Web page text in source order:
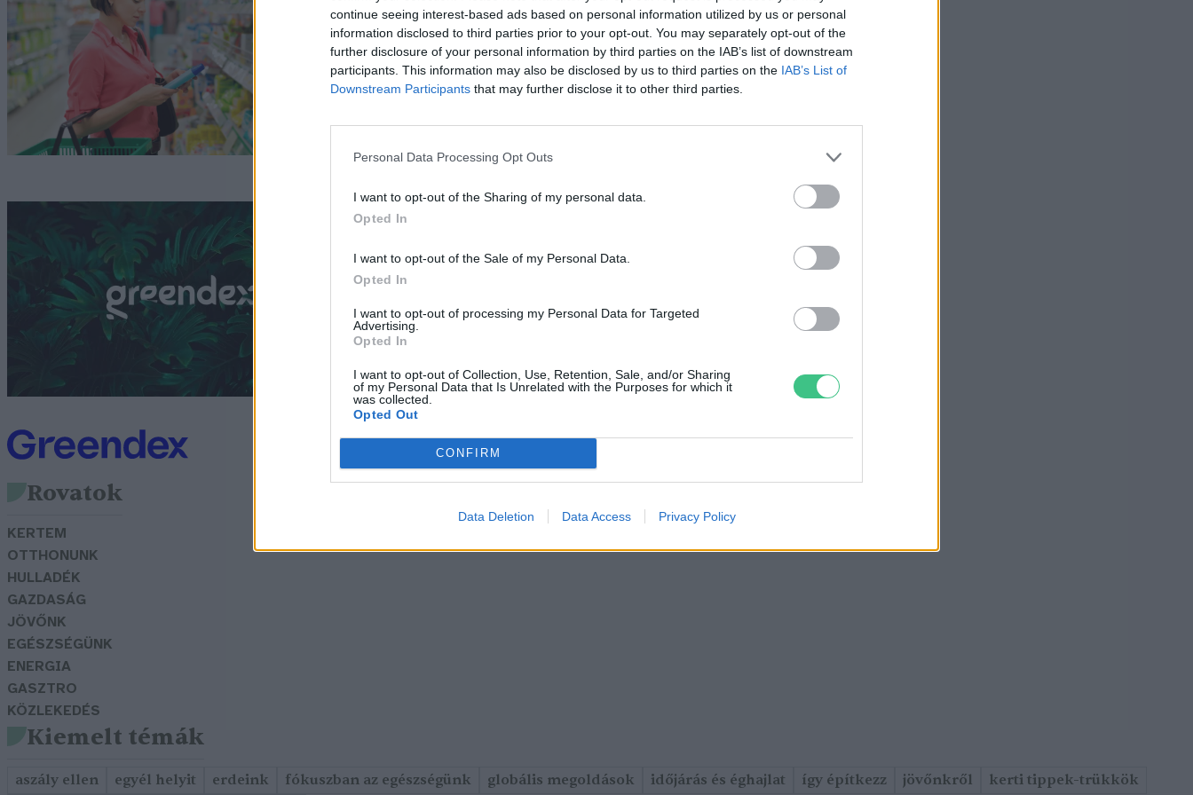
continue seeing interest-based ads based on personal information utilized by us or personal
information disclosed to third parties prior to your opt-out. You may separately opt-out of the
further disclosure of your personal information by third parties on the IAB’s list of downstream
participants. This information may also be disclosed by us to third parties on the IAB’s List of
Downstream Participants that may further disclose it to other third parties.
Personal Data Processing Opt Outs
I want to opt-out of the Sharing of my personal data.
Opted In
I want to opt-out of the Sale of my Personal Data.
Opted In
I want to opt-out of processing my Personal Data for Targeted
Advertising.
Opted In
I want to opt-out of Collection, Use, Retention, Sale, and/or Sharing
of my Personal Data that Is Unrelated with the Purposes for which it
was collected.
Opted Out
CONFIRM
Data Deletion Data Access Privacy Policy
vegyszereket!
Novák Zsombor
Brit fodrászok mozgalmat
indítottak a levágott hajak
újrahasznosításáért
Greendex szemle
Rovatok
KERTEM
OTTHONUNK
HULLADÉK
GAZDASÁG
JÖVŐNK
EGÉSZSÉGÜNK
ENERGIA
GASZTRO
KÖZLEKEDÉS
Kiemelt témák
aszály ellen egyél helyit erdeink fókuszban az egészségünk globális megoldások időjárás és éghajlat így építkezz jövőnkről kerti tippek-trükkök